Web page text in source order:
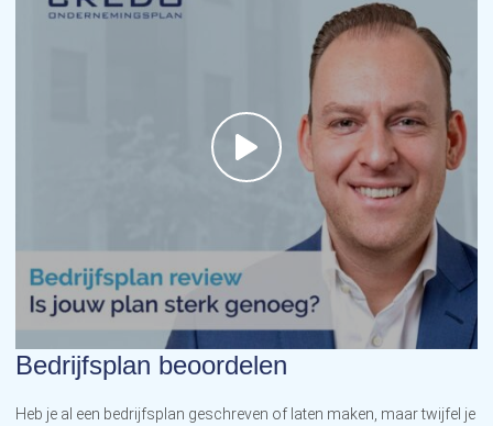
Bedrijfsplan beoordelen
Heb je al een bedrijfsplan geschreven of laten maken, maar twijfel je